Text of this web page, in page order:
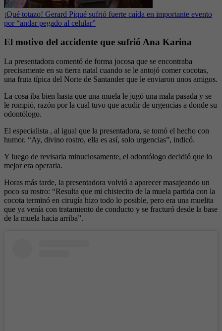
¡Qué totazo! Gerard Piqué sufrió fuerte caída en importante evento
por “andar pegado al celular”
El motivo del accidente que sufrió Ana Karina
La presentadora comentó de forma jocosa que se encontraba
precisamente en su tierra natal cuando se le antojó comer cocotas,
una fruta típica del Norte de Santander que le enviaron unos amigos.
La cosa iba bien hasta que una muela le jugó una mala pasada y se
le rompió, razón por la cual tuvo que acudir de urgencias a donde su
odontólogo.
El especialista , al igual que la presentadora, se tomó el hecho con
humor. “Ay, divino rostro, ella es así, solo urgencias”, indicó.
Y luego de revisarla minuciosamente, el odontólogo decidió que lo
mejor era operarla.
Horas más tarde, la presentadora volvió a aparecer masajeando un
poco su rostro: “Resulta que mi chistecito de la muela partida con la
cocota terminó en cirugía hizo todo lo posible, pero era una muelita
que ya venía con tratamiento de conducto y se fracturó desde la base
de la muela hacia arriba”.